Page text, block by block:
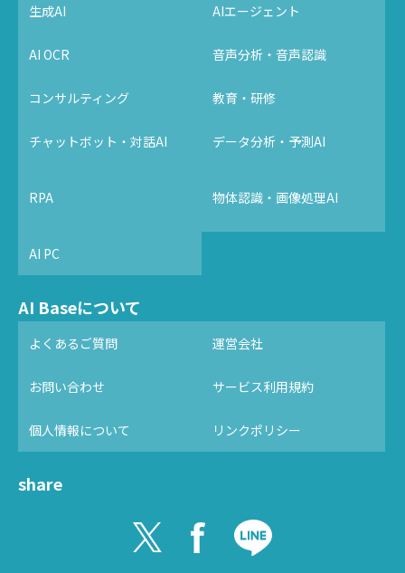
生成AI AIエージェント
AI OCR 音声分析・音声認識
コンサルティング 教育・研修
チャットボット・対話AI データ分析・予測AI
RPA 物体認識・画像処理AI
AI PC
AI Baseについて
よくあるご質問 運営会社
お問い合わせ サービス利用規約
個人情報について リンクポリシー
share